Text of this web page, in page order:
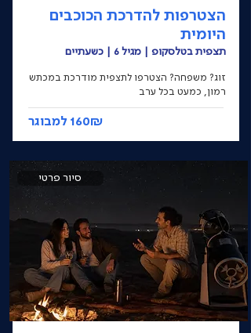
הצטרפות להדרכת הכוכבים
היומית
תצפית בטלסקופ | מגיל 6 | כשעתיים
זוג? משפחה? הצטרפו לתצפית מודרכת במכתש
רמון, כמעט בכל ערב
160₪ למבוגר
סיור פרטי